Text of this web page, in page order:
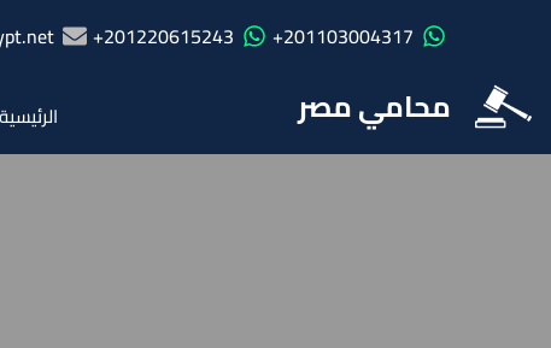
201103004317+
201220615243+
محامي مصر الرئيسية